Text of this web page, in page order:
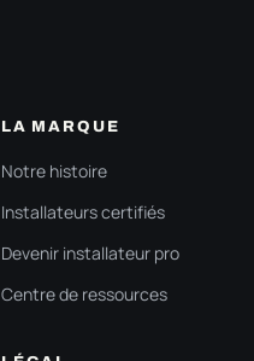
LA MARQUE
Notre histoire
Installateurs certifiés
Devenir installateur pro
Centre de ressources